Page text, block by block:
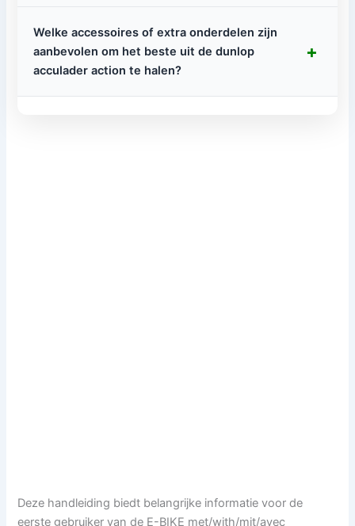
Welke accessoires of extra onderdelen zijn
aanbevolen om het beste uit de dunlop
acculader action te halen?
+
Deze handleiding biedt belangrijke informatie voor de
eerste gebruiker van de E-BIKE met/with/mit/avec